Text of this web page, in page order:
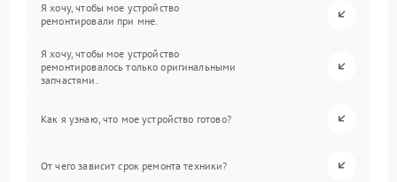
Я хочу, чтобы мое устройство
ремонтировали при мне.
Я хочу, чтобы мое устройство
ремонтировалось только оригинальными
запчастями.
Как я узнаю, что мое устройство готово?
От чего зависит срок ремонта техники?